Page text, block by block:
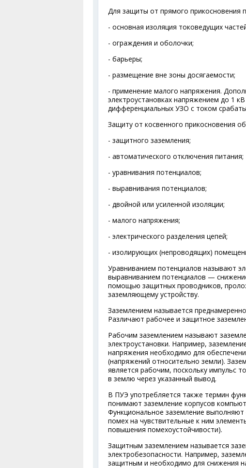
Для защиты от прямого прикосновения
- основная изоляция токоведущих
- ограждения и оболочки;
- барьеры;
- размещение вне зоны досягаемости;
- применение малого напряжения.
электроустановках напряжением до 1
дифференциальных УЗО с током
Защиту от косвенного прикосновения
- защитного заземления;
- автоматического отключения питания;
- уравнивания потенциалов;
- выравнивания потенциалов;
- двойной или усиленной изоляции;
- малого напряжения;
- электрического разделения цепей;
- изолирующих (непроводящих)
Уравниванием потенциалов называют
выравниванием потенциалов —
помощью защитных проводников,
заземляющему устройству.
Заземлением называется
Различают рабочее и защитное
Рабочим заземлением называют
электроустановки. Например,
напряжения необходимо для
(напряжений относительно земли).
является рабочим, поскольку импульс
в землю через указанный вывод.
В ПУЭ употребляется также термин
понимают заземление корпусов
Функциональное заземление
помех на чувствительные к ним
повышения помехоустойчивости).
Защитным заземлением называется
электробезопасности. Например,
защитным и необходимо для снижения